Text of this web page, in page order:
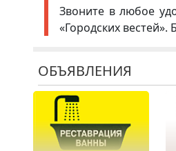
Звоните в любое
«Городских
ОБЪЯВЛЕНИЯ